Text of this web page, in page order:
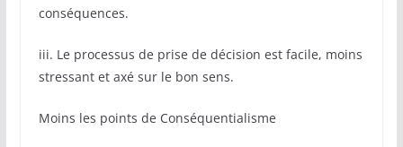
conséquences.
iii. Le processus de prise de décision est facile, moins
stressant et axé sur le bon sens.
Moins les points de Conséquentialisme